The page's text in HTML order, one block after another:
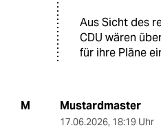
Aus Sicht des
CDU wären
für ihre Pläne
M Mustardmaster
17.06.2026, 18:19 Uhr